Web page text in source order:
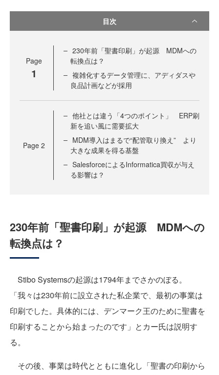
目次
Page
1
230年前「聖書印刷」が起源 MDMへの
転換点は？
複雑化するデータ管理に、アディダスや
良品計画などが採用
Page 2
他社とは違う「4つのポイント」 ERP刷
新を追い風に需要拡大
MDM導入はまるで“配管取り換え” より
大きな成果を得る基盤
SalesforceによるInformatica買収が与え
る影響は？
230年前「聖書印刷」が起源 MDMへの
転換点は？
Stibo Systemsの起源は1794年までさかのぼる。
「我々は230年前に設立された私企業で、最初の事業は
印刷でした。具体的には、デンマーク王のために聖書を
印刷することから始まったのです」とカー氏は説明す
る。
その後、事業は時代とともに進化し「聖書の印刷から